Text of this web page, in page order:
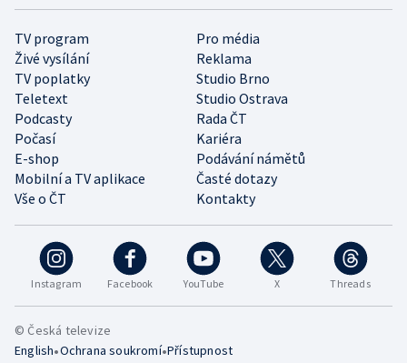
Instagram Facebook YouTube X Threads
TV program
Pro média
Živé vysílání
Reklama
TV poplatky
Studio Brno
Teletext
Studio Ostrava
Podcasty
Rada ČT
Počasí
Kariéra
E-shop
Podávání námětů
Mobilní a TV aplikace
Časté dotazy
Vše o ČT
Kontakty
© Česká televize
English•Ochrana soukromí•Přístupnost